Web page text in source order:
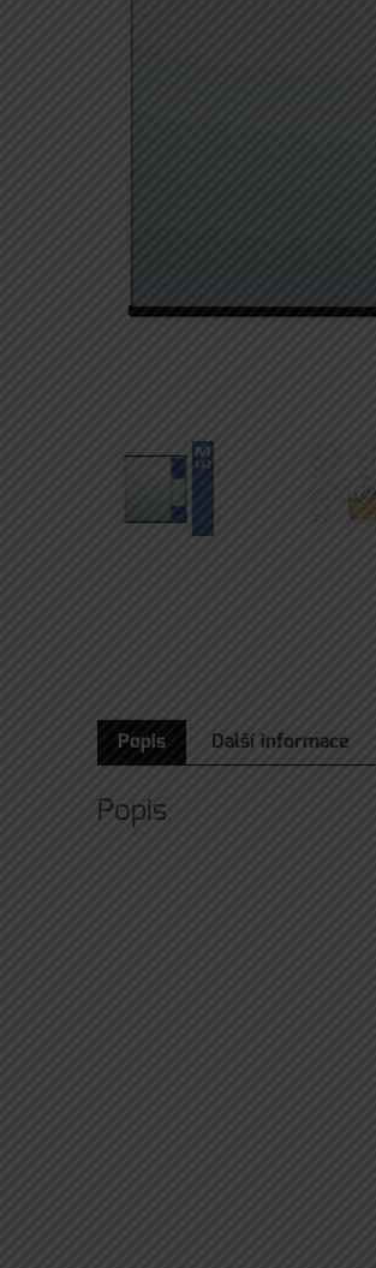
Popis Další informace
Popis